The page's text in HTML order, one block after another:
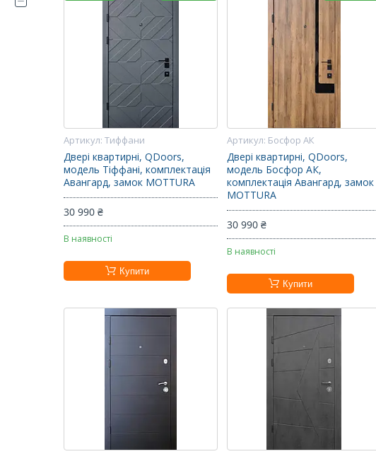
Тиффани
Двері квартирні, QDoors,
модель Тіффані, комплектація
Авангард, замок MOTTURA
30 990 ₴
В наявності
Купити
Босфор АК
Двері квартирні, QDoors,
модель Босфор АК,
комплектація Авангард, замок
MOTTURA
30 990 ₴
В наявності
Купити